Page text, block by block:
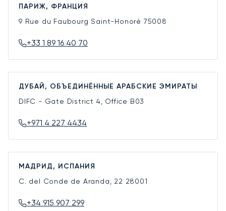
ПАРИЖ, ФРАНЦИЯ
9 Rue du Faubourg Saint-Honoré 75008
+33 1 89 16 40 70
ДУБАЙ, ОБЪЕДИНЁННЫЕ АРАБСКИЕ ЭМИРАТЫ
DIFC - Gate District 4, Office B03
+971 4 227 4434
МАДРИД, ИСПАНИЯ
C. del Conde de Aranda, 22 28001
+34 915 907 299